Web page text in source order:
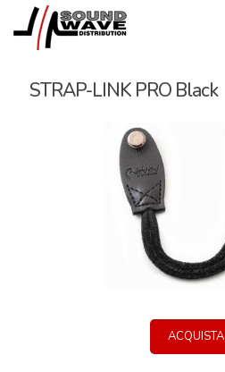
STRAP-LINK PRO Black
ACQUISTA